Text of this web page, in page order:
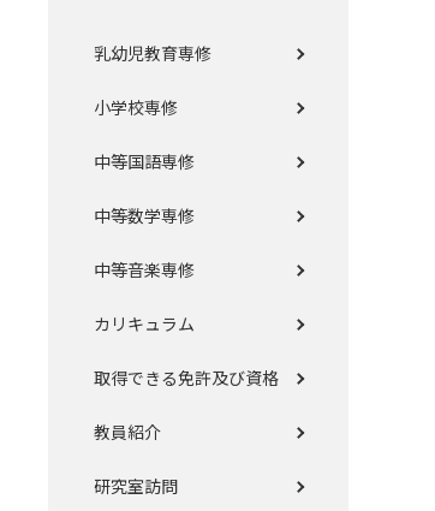
乳幼児教育専修
小学校専修
中等国語専修
中等数学専修
中等音楽専修
カリキュラム
取得できる免許及び資格
教員紹介
研究室訪問